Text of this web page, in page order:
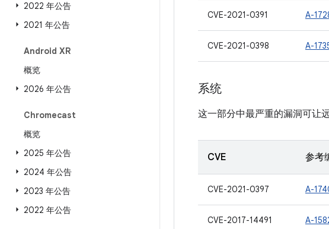
2022 年公告
2021 年公告
Android XR
概览
2026 年公告
Chromecast
概览
2025 年公告
2024 年公告
2023 年公告
2022 年公告
CVE-2021-0391 A-
CVE-2021-0398 A-
系统
这一部分中最严重的漏洞可让
CVE 参考
CVE-2021-0397 A-
CVE-2017-14491 A-